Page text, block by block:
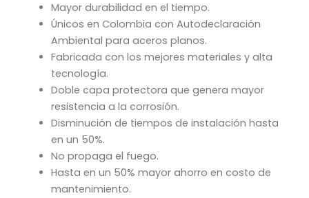
Mayor durabilidad en el tiempo.
Únicos en Colombia con Autodeclaración
Ambiental para aceros planos.
Fabricada con los mejores materiales y alta
tecnología.
Doble capa protectora que genera mayor
resistencia a la corrosión.
Disminución de tiempos de instalación hasta
en un 50%.
No propaga el fuego.
Hasta en un 50% mayor ahorro en costo de
mantenimiento.